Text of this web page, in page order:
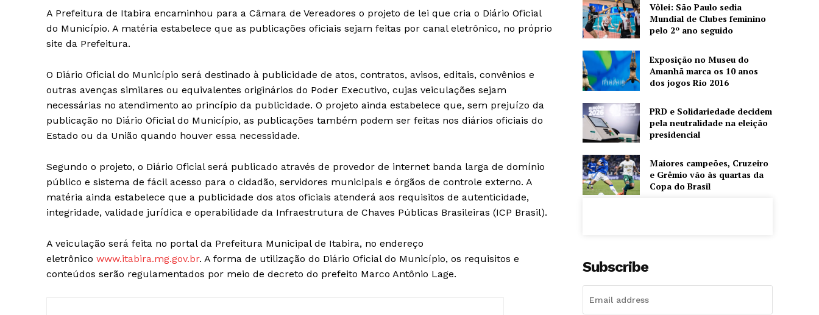
A Prefeitura de Itabira encaminhou para a Câmara de Vereadores o projeto de lei que cria o Diário Oficial
do Município. A matéria estabelece que as publicações oficiais sejam feitas por canal eletrônico, no próprio
site da Prefeitura.
O Diário Oficial do Município será destinado à publicidade de atos, contratos, avisos, editais, convênios e
outras avenças similares ou equivalentes originários do Poder Executivo, cujas veiculações sejam
necessárias no atendimento ao princípio da publicidade. O projeto ainda estabelece que, sem prejuízo da
publicação no Diário Oficial do Município, as publicações também podem ser feitas nos diários oficiais do
Estado ou da União quando houver essa necessidade.
Segundo o projeto, o Diário Oficial será publicado através de provedor de internet banda larga de domínio
público e sistema de fácil acesso para o cidadão, servidores municipais e órgãos de controle externo. A
matéria ainda estabelece que a publicidade dos atos oficiais atenderá aos requisitos de autenticidade,
integridade, validade jurídica e operabilidade da Infraestrutura de Chaves Públicas Brasileiras (ICP Brasil).
A veiculação será feita no portal da Prefeitura Municipal de Itabira, no endereço
eletrônico www.itabira.mg.gov.br. A forma de utilização do Diário Oficial do Município, os requisitos e
conteúdos serão regulamentados por meio de decreto do prefeito Marco Antônio Lage.
Vôlei: São Paulo sedia
Mundial de Clubes feminino
pelo 2º ano seguido
Exposição no Museu do
Amanhã marca os 10 anos
dos jogos Rio 2016
PRD e Solidariedade decidem
pela neutralidade na eleição
presidencial
Maiores campeões, Cruzeiro
e Grêmio vão às quartas da
Copa do Brasil
Subscribe